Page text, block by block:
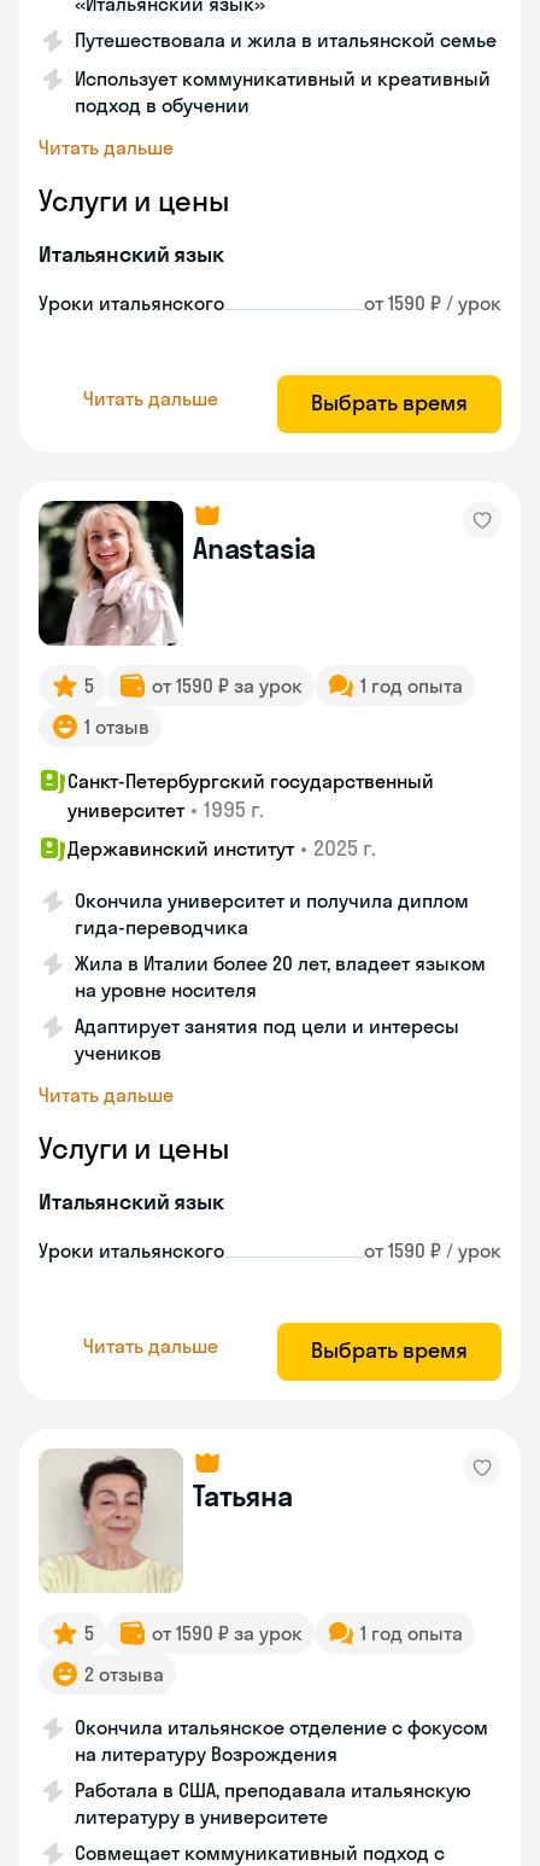
Путешествовала и жила в итальянской семье
Использует коммуникативный и креативный
подход в обучении
Читать дальше
Услуги и цены
Итальянский язык
Уроки итальянского от 1590 ₽ / урок
Читать дальше Выбрать время
Anastasia
5 от 1590 ₽ за урок
1 год опыта
1 отзыв
Санкт-Петербургский государственный
университет • 1995 г.
Державинский институт • 2025 г.
Окончила университет и получила диплом
гида-переводчика
Жила в Италии более 20 лет, владеет языком
на уровне носителя
Адаптирует занятия под цели и интересы
учеников
Читать дальше
Услуги и цены
Итальянский язык
Уроки итальянского от 1590 ₽ / урок
Читать дальше Выбрать время
Татьяна
5 от 1590 ₽ за урок
1 год опыта
2 отзыва
Окончила итальянское отделение с фокусом
на литературу Возрождения
Работала в США, преподавала итальянскую
литературу в университете
Совмещает коммуникативный подход с